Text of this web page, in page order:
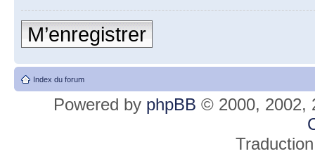
M’enregistrer
Index du forum
Powered by phpBB © 2000, 2002,